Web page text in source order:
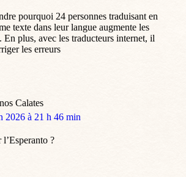
pourquoi 24 personnes traduisant en
texte dans leur langue augmente les
En plus, avec les traducteurs internet, il
les erreurs
Calates
2026 à 21 h 46 min
?